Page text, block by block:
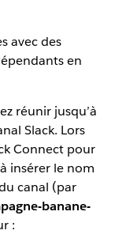
avec des
en
réunir jusqu’à
Slack. Lors
Connect pour
insérer le nom
canal (par
banane-
: